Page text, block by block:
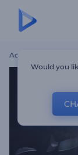
Accueil
Would you